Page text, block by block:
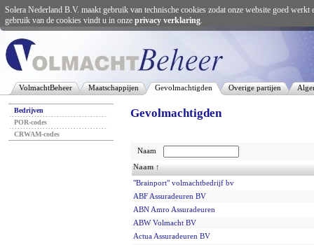
VolmachtBeheer Maatschappijen Gevolmachtigden Overige partijen
Bedrijven
POR-codes
CRWAM-codes
Gevolmachtigden
Naam
Naam ↑
"Brainport" volmachtbedrijf bv
ABF Assuradeuren BV
ABN Amro Assuradeuren
ABW Volmacht BV
Actua Assuradeuren BV
Solera Nederland B.V. maakt gebruik van technische cookies zodat onze website goed
gebruik van de cookies vindt u in onze privacy verklaring.